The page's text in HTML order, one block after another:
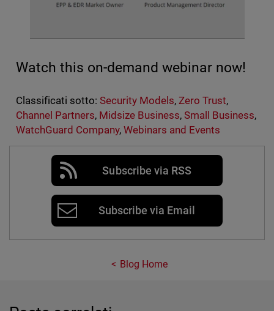
Watch this on-demand webinar now!
Classificati sotto: Security Models, Zero Trust,
Channel Partners, Midsize Business,Small Business,
WatchGuard Company, Webinars and Events
Subscribe via RSS
Subscribe via Email
Blog Home